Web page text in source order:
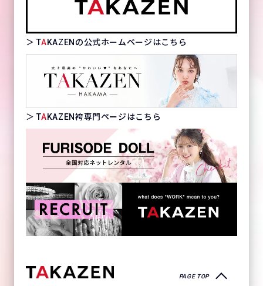
＞ TAKAZENの公式ホームページはこちら
＞ TAKAZEN袴専門ページはこちら
PAGE TOP